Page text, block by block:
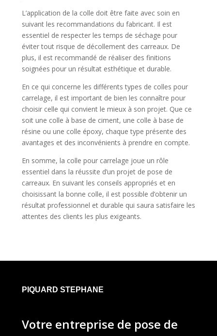
L’application de la colle doit être faite avec soin en
suivant les recommandations du fabricant. Il est
essentiel de respecter les temps de séchage pour
éviter tout risque de décollement des carreaux. De
plus, il est recommandé de réaliser des finitions
soignées pour un résultat esthétique et durable.
En ce qui concerne les différents types de colles pour
carrelage, il est important de bien les connaître pour
choisir celle qui convient le mieux à son projet. Que ce
soit une colle à base de ciment, une colle à base de
résine ou une colle époxy, chaque type présente des
avantages et des inconvénients à prendre en compte.
En somme, la colle pour carrelage joue un rôle
essentiel dans la réussite d’un projet de pose de
carreaux. En suivant les conseils appropriés et en
choisissant la bonne colle, il est possible d’obtenir un
résultat professionnel et durable qui saura satisfaire les
attentes des clients les plus exigeants.
PIQUARD STEPHANE
Votre entreprise de pose de